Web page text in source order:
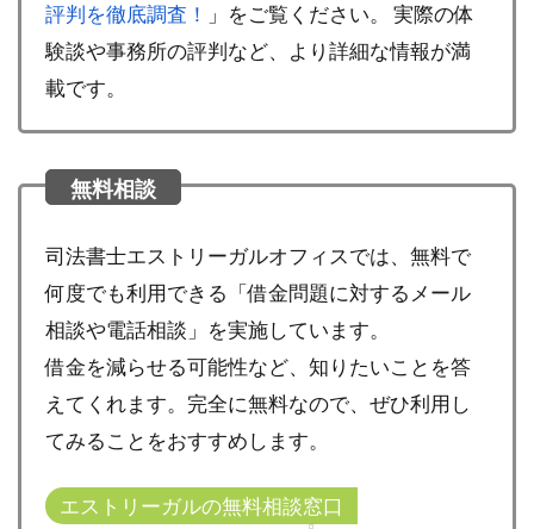
評判を徹底調査！
」をご覧ください。 実際の体
験談や事務所の評判など、より詳細な情報が満
載です。
司法書士エストリーガルオフィスでは、無料で
何度でも利用できる「借金問題に対するメール
相談や電話相談」を実施しています。
借金を減らせる可能性など、知りたいことを答
えてくれます。完全に無料なので、ぜひ利用し
てみることをおすすめします。
エストリーガルの無料相談窓口